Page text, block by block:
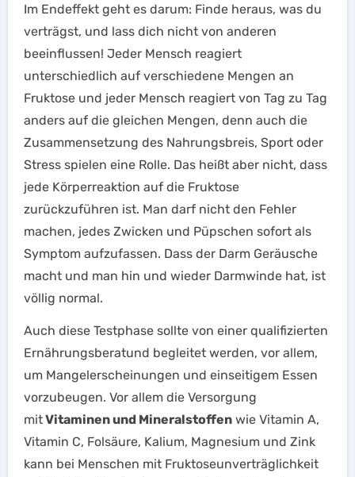
Im Endeffekt geht es darum: Finde heraus, was du
verträgst, und lass dich nicht von anderen
beeinflussen! Jeder Mensch reagiert
unterschiedlich auf verschiedene Mengen an
Fruktose und jeder Mensch reagiert von Tag zu Tag
anders auf die gleichen Mengen, denn auch die
Zusammensetzung des Nahrungsbreis, Sport oder
Stress spielen eine Rolle. Das heißt aber nicht, dass
jede Körperreaktion auf die Fruktose
zurückzuführen ist. Man darf nicht den Fehler
machen, jedes Zwicken und Püpschen sofort als
Symptom aufzufassen. Dass der Darm Geräusche
macht und man hin und wieder Darmwinde hat, ist
völlig normal.
Auch diese Testphase sollte von einer qualifizierten
Ernährungsberatund begleitet werden, vor allem,
um Mangelerscheinungen und einseitigem Essen
vorzubeugen. Vor allem die Versorgung
mitVitaminen und Mineralstoffenwie Vitamin A,
Vitamin C, Folsäure, Kalium, Magnesium und Zink
kann bei Menschen mit Fruktoseunverträglichkeit